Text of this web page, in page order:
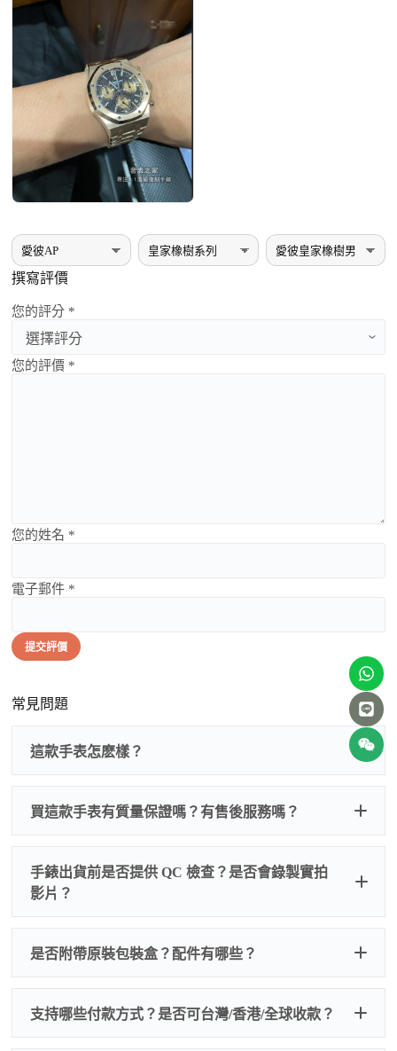
撰寫評價
您的評分 *
您的評價 *
您的姓名 *
電子郵件 *
提交評價
常見問題
這款手表怎麽樣？
買這款手表有質量保證嗎？有售後服務嗎？
為事故，免費維修三年
人為事故我們只收更換配件
手錶出貨前是否提供 QC 檢查？是否會錄製實拍
影片？
質檢查
是否附帶原裝包裝盒？配件有哪些？
我們默認會提供普通盒子，如果需要原裝盒子可
以找我們搭配，選擇原裝盒子附屬配件：原裝盒
支持哪些付款方式？是否可台灣/香港/全球收款？